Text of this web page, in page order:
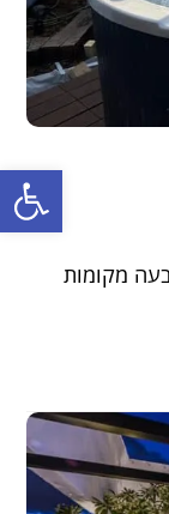
פתח סרגל נגישות
מקומות